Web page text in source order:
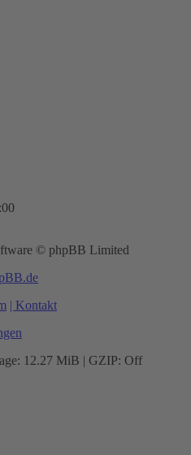
© phpBB Limited
| Kontakt
12.27 MiB | GZIP: Off